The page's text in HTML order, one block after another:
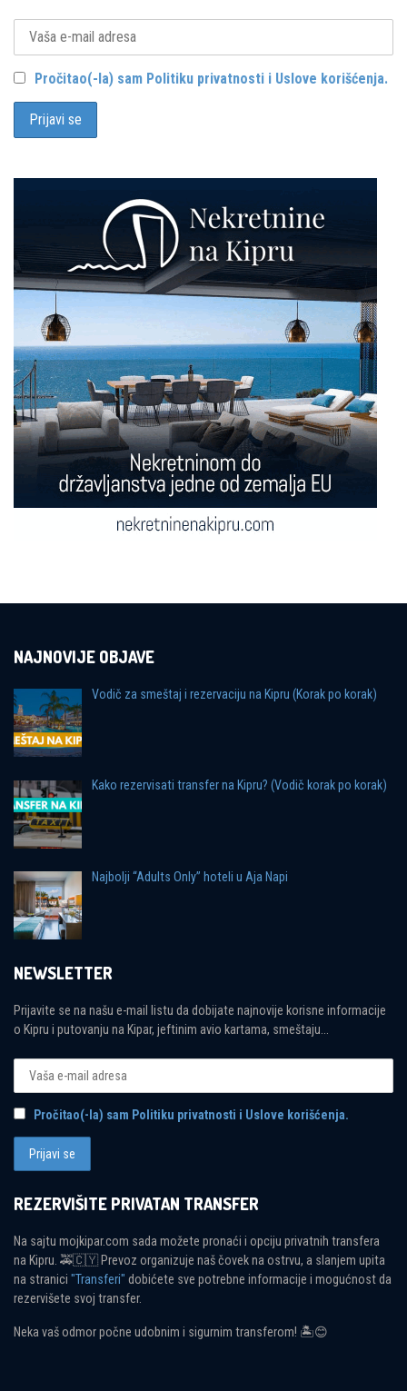
Pročitao(-la) sam Politiku privatnosti i Uslove korišćenja.
NAJNOVIJE OBJAVE
Vodič za smeštaj i rezervaciju na Kipru (Korak po korak)
Kako rezervisati transfer na Kipru? (Vodič korak po korak)
Najbolji “Adults Only” hoteli u Aja Napi
NEWSLETTER
Prijavite se na našu e-mail listu da dobijate najnovije korisne informacije
o Kipru i putovanju na Kipar, jeftinim avio kartama, smeštaju...
Pročitao(-la) sam Politiku privatnosti i Uslove korišćenja.
REZERVIŠITE PRIVATAN TRANSFER
Na sajtu mojkipar.com sada možete pronaći i opciju privatnih transfera
na Kipru. 🚕🇨🇾 Prevoz organizuje naš čovek na ostrvu, a slanjem upita
na stranici "Transferi" dobićete sve potrebne informacije i mogućnost da
rezervišete svoj transfer.
Neka vaš odmor počne udobnim i sigurnim transferom! 🏝😊